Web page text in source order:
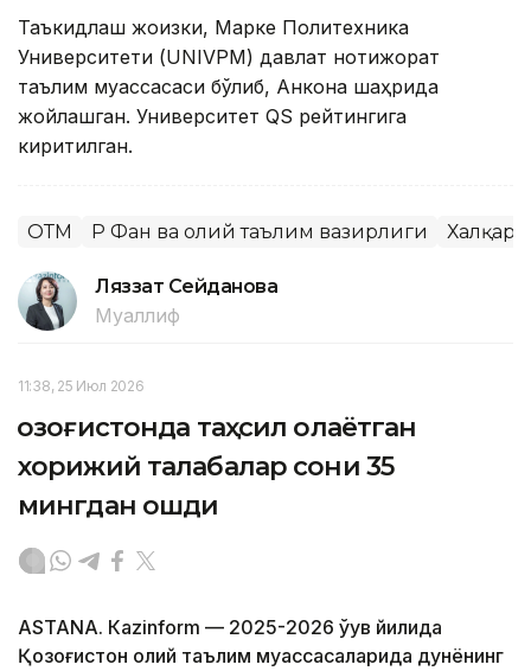
Таъкидлаш жоизки, Марке Политехника
Университети (UNIVPM) давлат нотижорат
таълим муассасаси бўлиб, Анкона шаҳрида
жойлашган. Университет QS рейтингига
киритилган.
ОТМ ҚР Фан ва олий таълим вазирлиги
Ляззат Сейданова
Муаллиф
11:38, 25 Июл 2026
Қозоғистонда таҳсил олаётган
хорижий талабалар сони 35
мингдан ошди
ASTANА. Кazinform — 2025-2026 ўқув йилида
Қозоғистон олий таълим муассасаларида дунёнинг